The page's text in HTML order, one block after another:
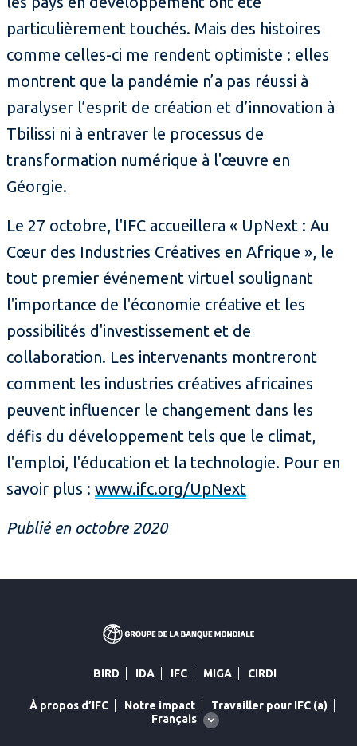
particulièrement touchés. Mais des histoires
comme celles-ci me rendent optimiste : elles
montrent que la pandémie n’a pas réussi à
paralyser l’esprit de création et d’innovation à
Tbilissi ni à entraver le processus de
transformation numérique à l'œuvre en
Géorgie.
Le 27 octobre, l'IFC accueillera « UpNext : Au
Cœur des Industries Créatives en Afrique », le
tout premier événement virtuel soulignant
l'importance de l'économie créative et les
possibilités d'investissement et de
collaboration. Les intervenants montreront
comment les industries créatives africaines
peuvent influencer le changement dans les
défis du développement tels que le climat,
l'emploi, l'éducation et la technologie. Pour en
savoir plus : www.ifc.org/UpNext
Publié en octobre 2020
BIRD IDA IFC MIGA CIRDI
À propos d’IFC Notre impact
Travailler pour IFC (a)
Global
Français